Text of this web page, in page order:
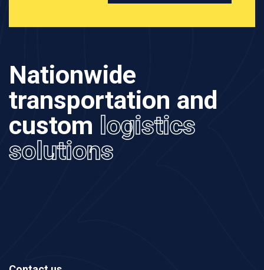
Nationwide
transportation and
custom logistics
solutions